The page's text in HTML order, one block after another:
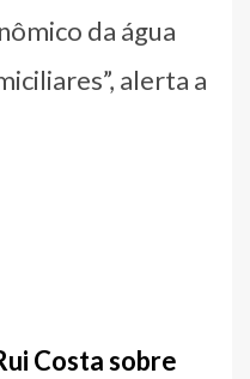
da água
alerta a
Costa sobre